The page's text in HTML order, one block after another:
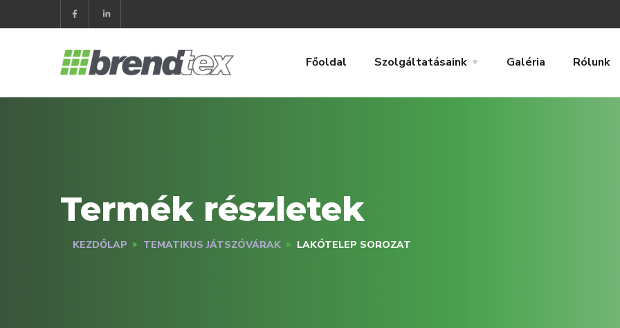
Főoldal Szolgáltatásaink Galéria Rólunk
Termék részletek
KEZDŐLAP TEMATIKUS JÁTSZÓVÁRAK LAKÓTELEP SOROZAT